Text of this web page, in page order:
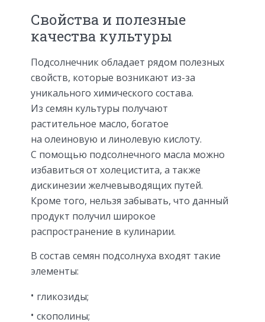
Свойства и полезные
качества культуры
Подсолнечник обладает рядом полезных
свойств, которые возникают из-за
уникального химического состава.
Из семян культуры получают
растительное масло, богатое
на олеиновую и линолевую кислоту.
С помощью подсолнечного масла можно
избавиться от холецистита, а также
дискинезии желчевыводящих путей.
Кроме того, нельзя забывать, что данный
продукт получил широкое
распространение в кулинарии.
В состав семян подсолнуха входят такие
элементы:
гликозиды;
скополины;